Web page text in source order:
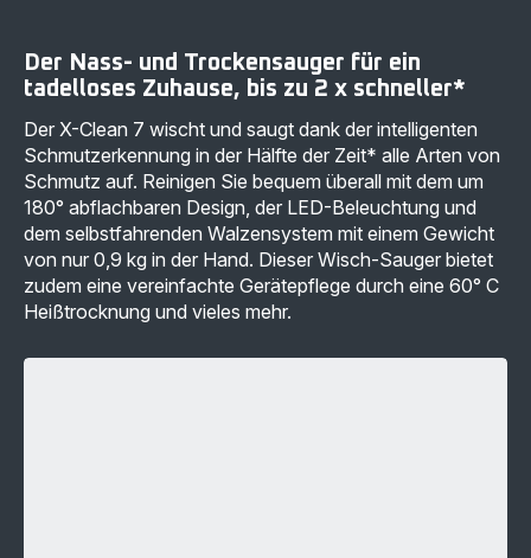
Der Nass- und Trockensauger für ein
tadelloses Zuhause, bis zu 2 x schneller*
Der X-Clean 7 wischt und saugt dank der intelligenten
Schmutzerkennung in der Hälfte der Zeit* alle Arten von
Schmutz auf. Reinigen Sie bequem überall mit dem um
180° abflachbaren Design, der LED-Beleuchtung und
dem selbstfahrenden Walzensystem mit einem Gewicht
von nur 0,9 kg in der Hand. Dieser Wisch-Sauger bietet
zudem eine vereinfachte Gerätepflege durch eine 60° C
Heißtrocknung und vieles mehr.